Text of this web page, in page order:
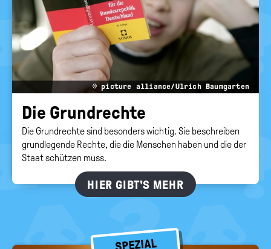
© picture alliance/Ulrich Baumgarten
Die Grund­rech­te
Die Grundrechte sind besonders wichtig. Sie beschreiben
grundlegende Rechte, die die Menschen haben und die der
Staat schützen muss.
HIER GIBT'S MEHR
SPEZIAL